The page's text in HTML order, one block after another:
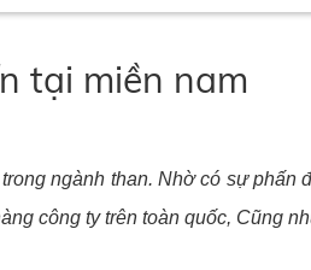
tại miền nam
ngành than. Nhờ có sự phấn
công ty trên toàn quốc, Cũng